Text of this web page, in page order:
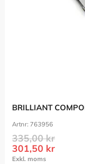
BRILLIANT
763956
301,50 kr
335,00kr